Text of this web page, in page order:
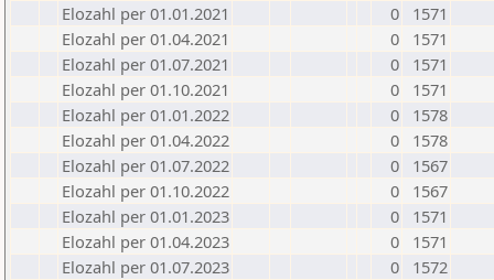
Elozahl per 01.01.2021
0
1571
Elozahl per 01.04.2021
0
1571
Elozahl per 01.07.2021
0
1571
Elozahl per 01.10.2021
0
1571
Elozahl per 01.01.2022
0
1578
Elozahl per 01.04.2022
0
1578
Elozahl per 01.07.2022
0
1567
Elozahl per 01.10.2022
0
1567
Elozahl per 01.01.2023
0
1571
Elozahl per 01.04.2023
0
1571
Elozahl per 01.07.2023
0
1572